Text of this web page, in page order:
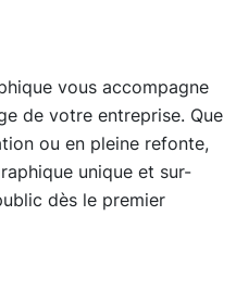
vous accompagne
de votre entreprise. Que
ou en pleine refonte,
unique et sur-
dès le premier